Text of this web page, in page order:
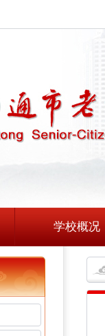
学校概况